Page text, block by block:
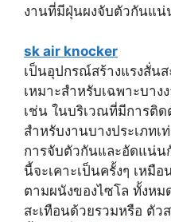
งานที่มีฝุ่นผงจับตัวกันแน่
sk air knocker
เป็นอุปกรณ์สร้างแรงสั่น
เหมาะสำหรับเฉพาะบาง
เช่น ในบริเวณที่มีการติ
สำหรับงานบางประเภทเ
การจับตัวกันและอัดแน่
นี้จะเคาะเป็นครั้งๆ เหมื
ตามผนังของไซโล ทั้งห
สะเทือนด้วยรวมหรือ ตัว